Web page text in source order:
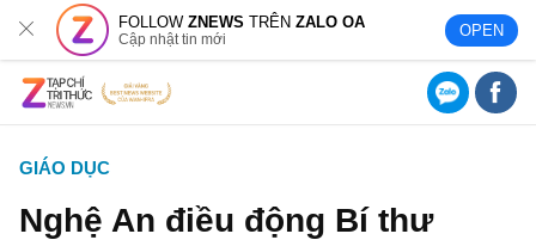
FOLLOWZNEWS TRÊNZALO OA
Cập nhật tin mới OPEN
GIÁO DỤC
Nghệ An điều động Bí thư